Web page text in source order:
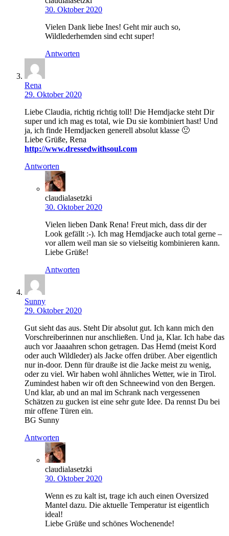
30. Oktober 2020
Vielen Dank liebe Ines! Geht mir auch so,
Wildlederhemden sind echt super!
Antworten
Rena
29. Oktober 2020
Liebe Claudia, richtig richtig toll! Die Hemdjacke steht Dir
super und ich mag es total, wie Du sie kombiniert hast! Und
ja, ich finde Hemdjacken generell absolut klasse 🙂
Liebe Grüße, Rena
http://www.dressedwithsoul.com
Antworten
claudialasetzki
30. Oktober 2020
Vielen lieben Dank Rena! Freut mich, dass dir der
Look gefällt :-). Ich mag Hemdjacke auch total gerne –
vor allem weil man sie so vielseitig kombinieren kann.
Liebe Grüße!
Antworten
Sunny
29. Oktober 2020
Gut sieht das aus. Steht Dir absolut gut. Ich kann mich den
Vorschreiberinnen nur anschließen. Und ja, Klar. Ich habe das
auch vor Jaaaahren schon getragen. Das Hemd (meist Kord
oder auch Wildleder) als Jacke offen drüber. Aber eigentlich
nur in-door. Denn für drauße ist die Jacke meist zu wenig,
oder zu viel. Wir haben wohl ähnliches Wetter, wie in Tirol.
Zumindest haben wir oft den Schneewind von den Bergen.
Und klar, ab und an mal im Schrank nach vergessenen
Schätzen zu gucken ist eine sehr gute Idee. Da rennst Du bei
mir offene Türen ein.
BG Sunny
Antworten
claudialasetzki
30. Oktober 2020
Wenn es zu kalt ist, trage ich auch einen Oversized
Mantel dazu. Die aktuelle Temperatur ist eigentlich
ideal!
Liebe Grüße und schönes Wochenende!